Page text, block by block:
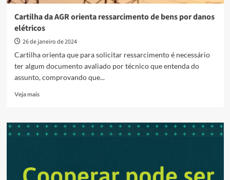
Cartilha da AGR orienta ressarcimento de bens por danos
elétricos
26 de janeiro de 2024
Cartilha orienta que para solicitar ressarcimento é necessário
ter algum documento avaliado por técnico que entenda do
assunto, comprovando que...
Veja maisRead
Cartilha
de